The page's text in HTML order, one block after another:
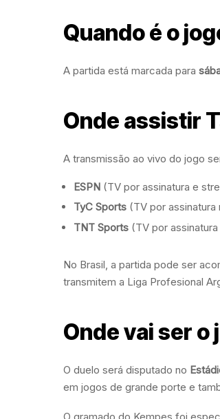
Quando é o
A partida está marcada para
Onde assistir
A transmissão ao vivo do jogo
ESPN (TV por assinatura e
TyC Sports (TV por assinatura
TNT Sports (TV por
No Brasil, a partida pode ser
transmitem a Liga Profesional
Onde vai ser o
O duelo será disputado no
em jogos de grande porte e
O gramado do Kempes foi